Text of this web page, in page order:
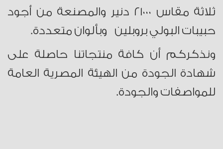
ثلاثة مقاس ٢١٠٠٠ دنير والمصنعة من أجود
حبيبات البولي بروبلين وبألوان متعددة.
ونذكركم أن كافة منتجاتنا حاصلة على
شهادة الجودة من الهيئة المصرية العامة
للمواصفات والجودة.